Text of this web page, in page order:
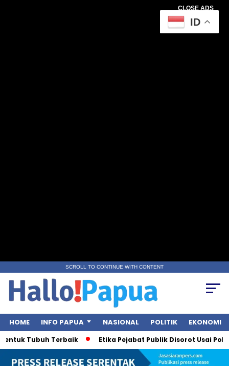
CLOSE ADS
SCROLL TO CONTINUE WITH CONTENT
HOME INFO PAPUA NASIONAL POLITIK EKONOMI
Tubuh Terbaik Etika Pejabat Publik Disorot Usai Polemik
ID